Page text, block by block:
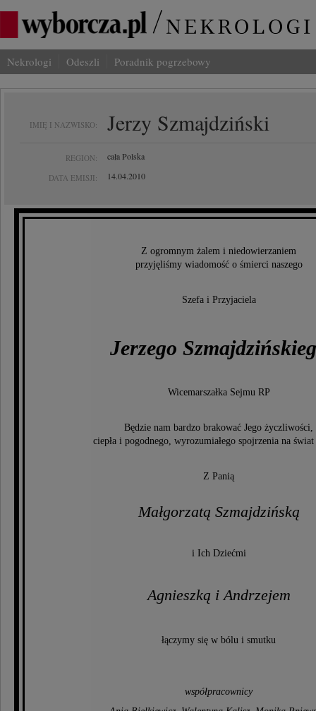
Nekrologi Odeszli Poradnik pogrzebowy
IMIĘ I NAZWISKO: Jerzy Szmajdziński
REGION: cała Polska
DATA EMISJI: 14.04.2010
Z ogromnym żalem i niedowierzaniem
przyjęliśmy wiadomość o śmierci naszego
Szefa i Przyjaciela
Jerzego
Wicemarszałka Sejmu RP
Będzie nam bardzo brakować Jego życzliwości,
ciepła i pogodnego, wyrozumiałego spojrzenia na
Z Panią
Małgorzatą Szmajdzińską
i Ich Dziećmi
Agnieszką i Andrzejem
łączymy się w bólu i smutku
współpracownicy